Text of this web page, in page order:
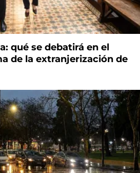
qué se debatirá en el
de la extranjerización de